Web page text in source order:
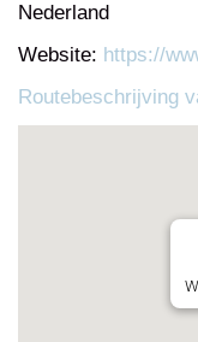
Nederland
Website: https://
Routebeschrijving